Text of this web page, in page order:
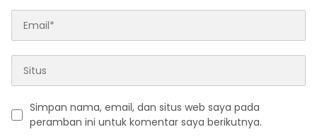
Simpan nama, email, dan situs web saya pada
peramban ini untuk komentar saya berikutnya.